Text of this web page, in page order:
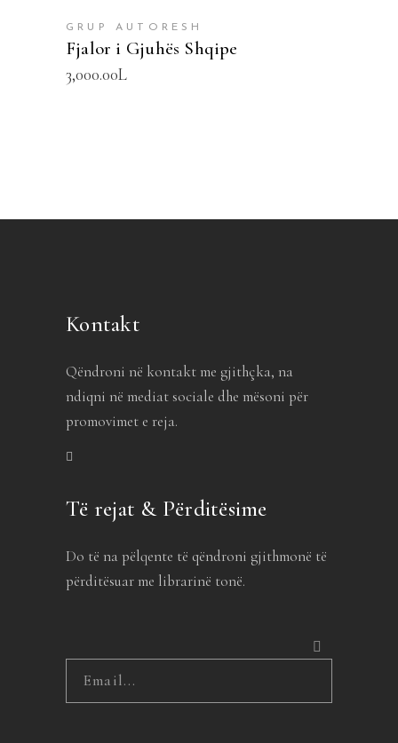
GRUP AUTORESH
Fjalor i Gjuhës Shqipe
3,000.00L
Kontakt
Qëndroni në kontakt me gjithçka, na
ndiqni në mediat sociale dhe mësoni për
promovimet e reja.
Të rejat & Përditësime
Do të na pëlqente të qëndroni gjithmonë të
përditësuar me librarinë tonë.